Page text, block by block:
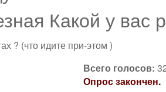
Какой у вас
? (что идите при-этом )
Всего голосов:
Опрос закончен.